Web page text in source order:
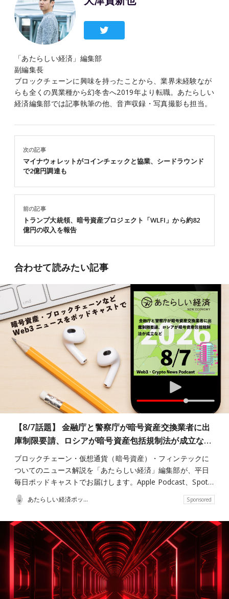
「あたらしい経済」編集部
副編集長
ブロックチェーンに興味を持ったことから、業界未経験なが
らも全くの異業種から幻冬舎へ2019年より転職。あたらしい
経済編集部では記事執筆の他、音声収録・写真撮影も担当。
前の記事
トランプ大統領、暗号資産プロジェクト「WLFI」から約82
億円の収入を報告
次の記事
マイナウォレットがコインチェックと協業、シードラウンド
で2億円調達も
合わせて読みたい記事
【8/7話題】 金融庁と警察庁が暗号資産交換業者に出
庫制限要請、ロシアが暗号資産包括規制法が成立な…
ブロックチェーン・仮想通貨（暗号資産）・フィンテックに
ついてのニュース解説を「あたらしい経済」編集部が、平日
毎日ポッドキャストでお届けします。Apple Podcast、Spot…
あたらしい経済ポッドキャスト Sponsored